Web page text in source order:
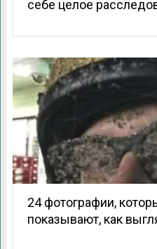
себе целое
24 фотографии,
показывают, как